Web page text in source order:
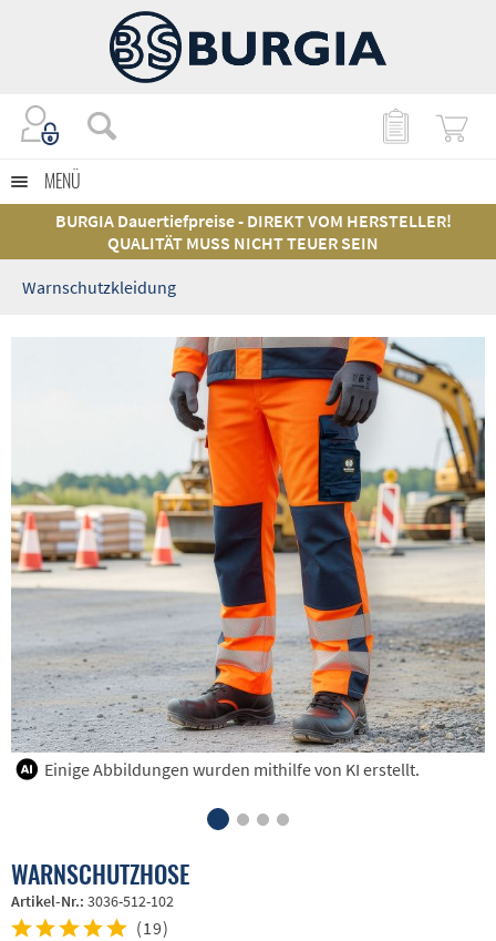
MENÜ
BURGIA Dauertiefpreise - DIREKT VOM HERSTELLER!
QUALITÄT MUSS NICHT TEUER SEIN
Warnschutzkleidung
Einige Abbildungen wurden mithilfe von KI erstellt.
WARNSCHUTZHOSE
Artikel-Nr.: 3036-512-102
(19)